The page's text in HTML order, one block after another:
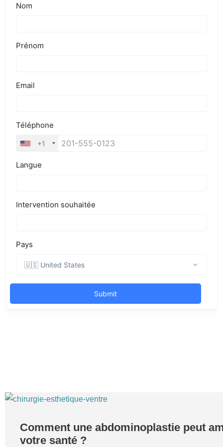
BLOG
Comment une abdominoplastie peut
votre santé ?